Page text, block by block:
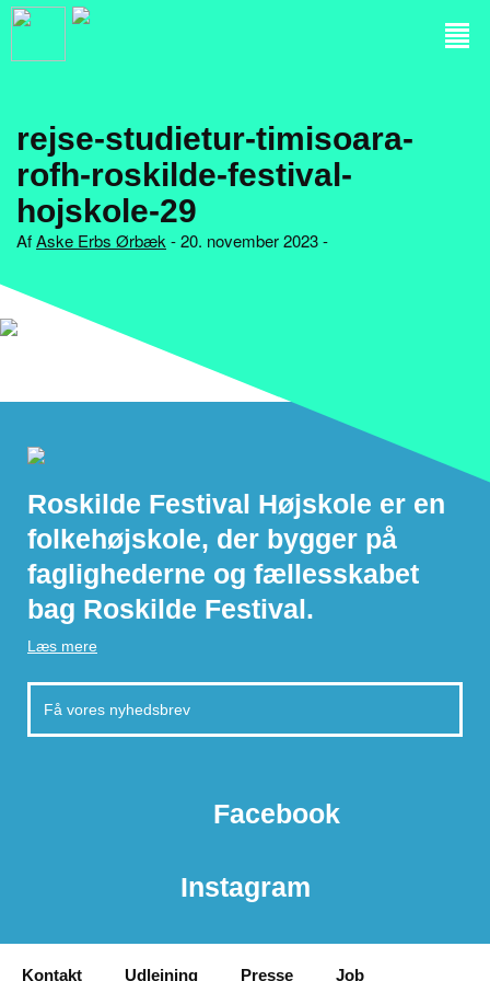
rejse-studietur-timisoara-
rofh-roskilde-festival-
hojskole-29
AfAske Erbs Ørbæk - 20. november 2023 -
Roskilde Festival Højskole er en
folkehøjskole, der bygger på
faglighederne og fællesskabet
bag Roskilde Festival.
Læs mere
Facebook
Instagram
Kontakt Udlejning Presse Job